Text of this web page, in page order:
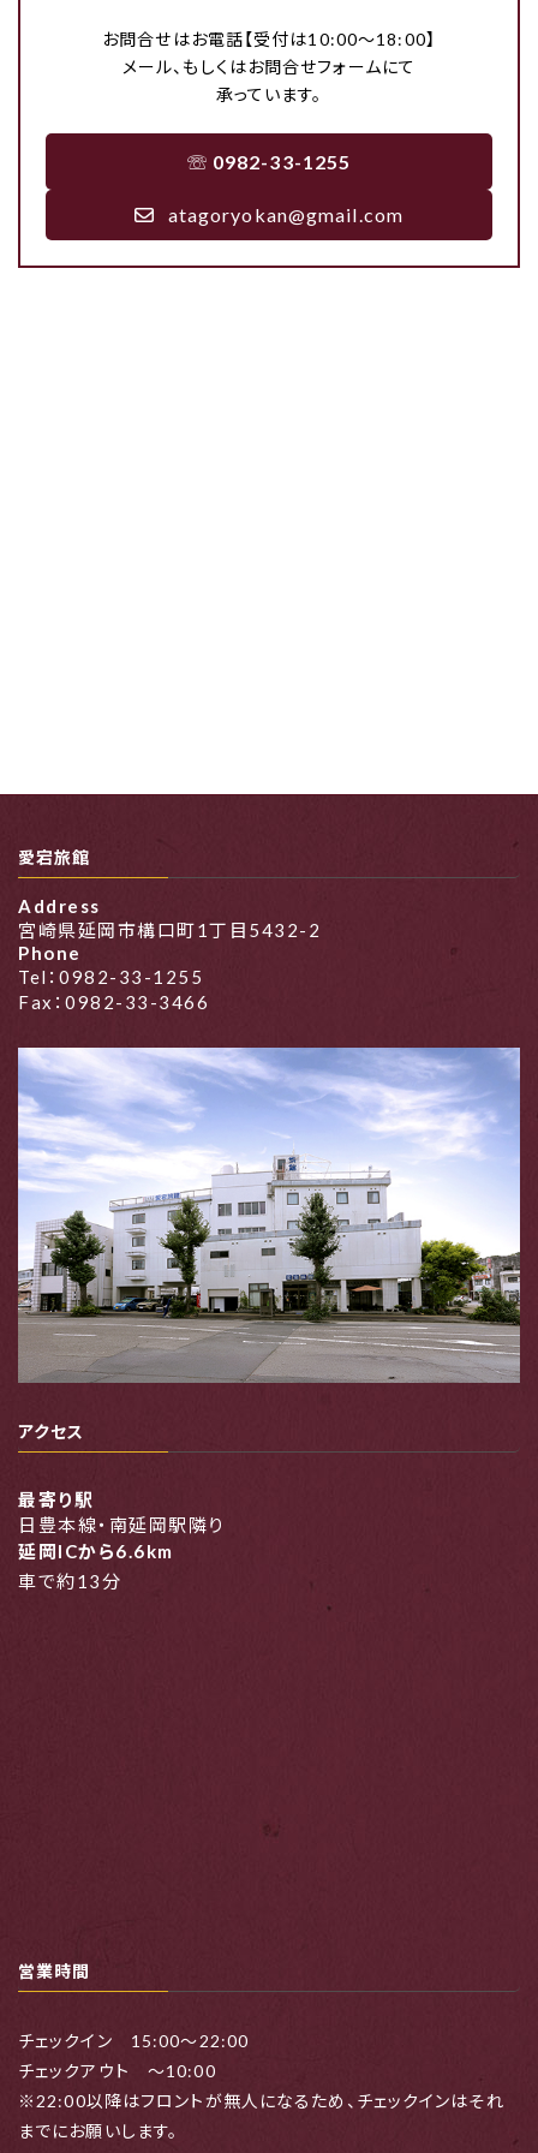
お問合せはお電話【受付は10:00〜18:00】
メール、もしくはお問合せフォームにて
承っています。
☏ 0982-33-1255
atagoryokan@gmail.com
愛宕旅館
Address
宮崎県延岡市構口町1丁目5432-2
Phone
Tel：0982-33-1255
Fax：0982-33-3466
アクセス
最寄り駅
日豊本線・南延岡駅隣り
延岡ICから6.6km
車で約13分
営業時間
チェックイン 15:00～22:00
チェックアウト ～10:00
※22:00以降はフロントが無人になるため、チェックインはそれ
までにお願いします。